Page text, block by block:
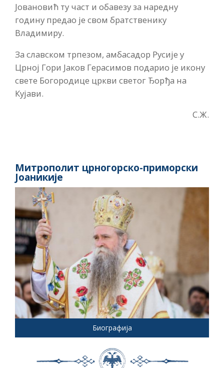
Јовановић ту част и обавезу за наредну
годину предао је свом братственику
Владимиру.
За славском трпезом, амбасадор Русије у
Црној Гори Јаков Герасимов подарио је икону
свете Богородице цркви светог Ђорђа на
Кујави.
С.Ж.
Митрополит црногорско-приморски
Јоаникије
Биографија